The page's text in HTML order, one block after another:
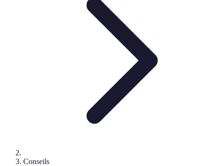
Conseils